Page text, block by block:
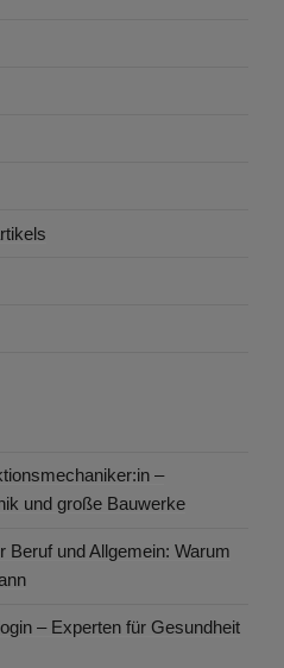
–
und große Bauwerke
Beruf und Allgemein: Warum
– Experten für Gesundheit